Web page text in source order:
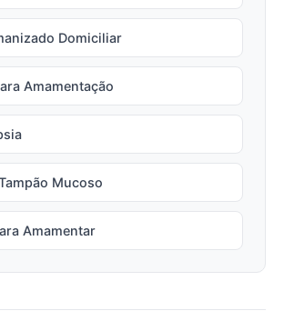
Domiciliar
Amamentação
Mucoso
Amamentar